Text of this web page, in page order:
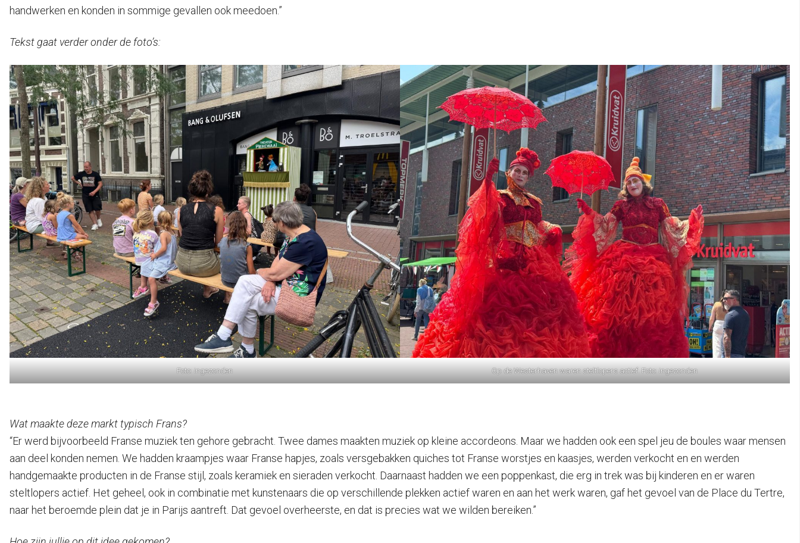
handwerken en konden in sommige gevallen ook meedoen.”
Tekst gaat verder onder de foto’s:
Foto: ingezonden Op de Westerhaven waren steltlopers actief. Foto: ingezonden
Wat maakte deze markt typisch Frans?
“Er werd bijvoorbeeld Franse muziek ten gehore gebracht. Twee dames maakten muziek op kleine accordeons. Maar we hadden ook een spel jeu de boules waar mensen
aan deel konden nemen. We hadden kraampjes waar Franse hapjes, zoals versgebakken quiches tot Franse worstjes en kaasjes, werden verkocht en en werden
handgemaakte producten in de Franse stijl, zoals keramiek en sieraden verkocht. Daarnaast hadden we een poppenkast, die erg in trek was bij kinderen en er waren
steltlopers actief. Het geheel, ook in combinatie met kunstenaars die op verschillende plekken actief waren en aan het werk waren, gaf het gevoel van de Place du Tertre,
naar het beroemde plein dat je in Parijs aantreft. Dat gevoel overheerste, en dat is precies wat we wilden bereiken.”